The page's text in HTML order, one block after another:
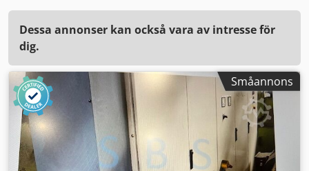
Dessa annonser kan också vara av intresse för
dig.
Småannons